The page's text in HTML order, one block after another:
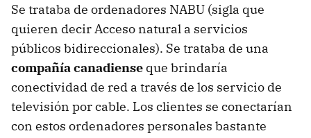
Se trataba de ordenadores NABU (sigla que
quieren decir Acceso natural a servicios
públicos bidireccionales). Se trataba de una
compañía canadiense que brindaría
conectividad de red a través de los servicio de
televisión por cable. Los clientes se conectarían
con estos ordenadores personales bastante